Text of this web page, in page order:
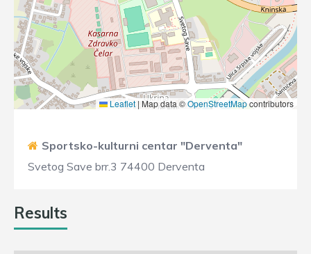
Leaflet | Map data ©OpenStreetMapcontributors
Sportsko-kulturni centar "Derventa"
Svetog Save brr.3 74400 Derventa
Results